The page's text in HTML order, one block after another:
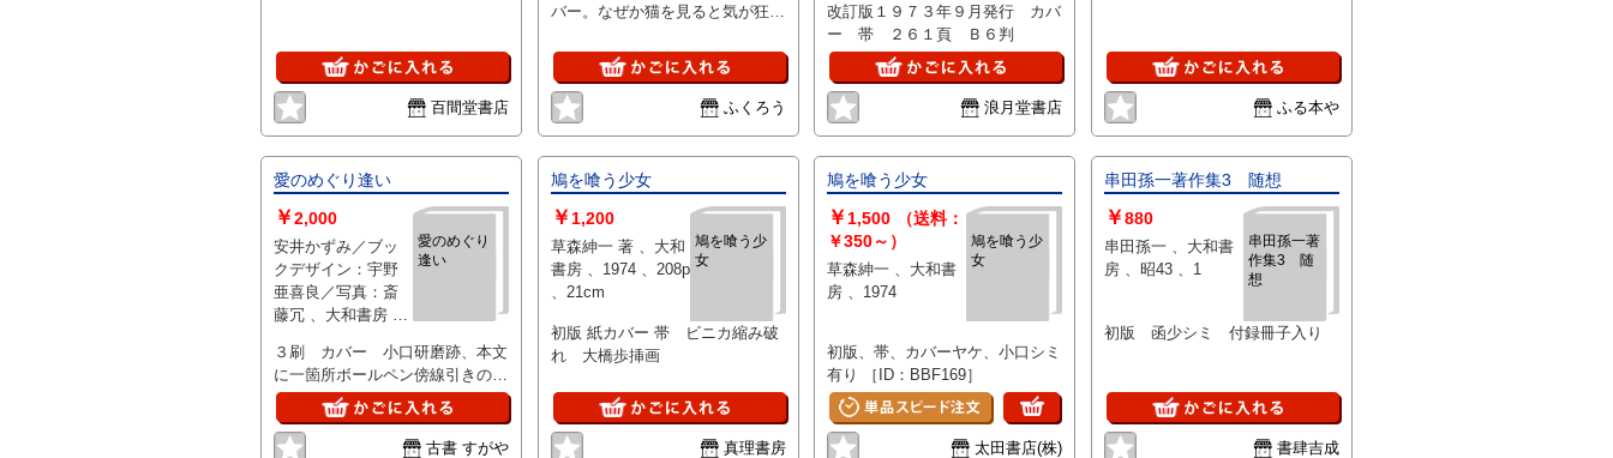
百間堂書店
バー。なぜか猫を見ると気が狂
らしの体験と何でもない日常に見
える・・
ふくろう
改訂版１９７３年９月発行 カバ
ー 帯 ２６１頁 Ｂ６判
浪月堂書店 ふる本や
愛のめぐり逢い
愛のめぐり
逢い
￥2,000
安井かずみ／ブッ
クデザイン：宇野
亜喜良／写真：斎
藤冗 、大和書房 、
３刷 カバー 小口研磨跡、本文
に一箇所ボールペン傍線引きのほ
かは状態良好
古書 すがや
鳩を喰う少女
鳩を喰う少
女
￥ 1,200
草森紳一 著 、大和
書房 、1974 、208p
、21cm
初版 紙カバー 帯 ビニカ縮み破
れ 大橋歩挿画
真理書房
鳩を喰う少女
鳩を喰う少
女
￥1,500
（送料：
￥350～）
草森紳一 、大和書
房 、1974
初版、帯、カバーヤケ、小口シミ
有り ［ID：BBF169］
太田書店(株)
串田孫一著作集3 随想
串田孫一著
作集3 随
想
￥880
串田孫一 、大和書
房 、昭43 、1
初版 函少シミ 付録冊子入り
書肆吉成